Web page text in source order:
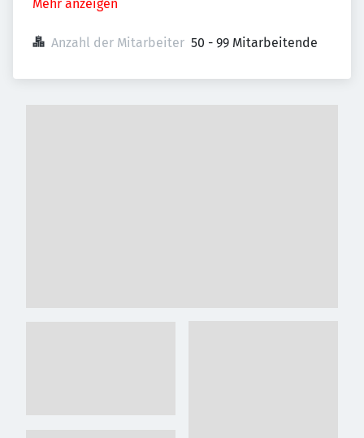
Mehr anzeigen
Anzahl der Mitarbeiter 50 - 99 Mitarbeitende